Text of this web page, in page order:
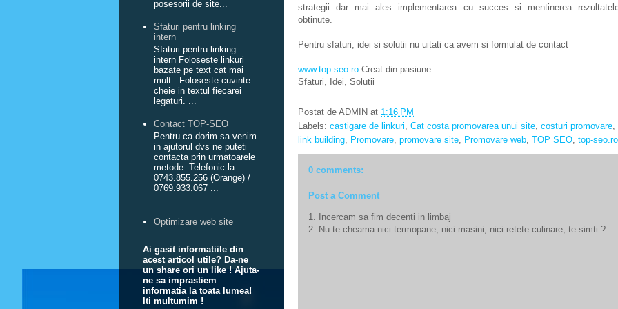
strategii dar mai ales implementarea cu succes si mentinerea
obtinute.
Pentru sfaturi, idei si solutii nu uitati ca avem si formulat de contact
www.top-seo.ro Creat din pasiune
Sfaturi, Idei, Solutii
Postat de ADMIN at 1:16 PM
Labels: castigare de linkuri Cat costa promovarea unui site costuri promovare
link building Promovare promovare site Promovare web TOP SEO top-seo.ro
0 comments:
Post a Comment
1. Incercam sa fim decenti in limbaj
2. Nu te cheama nici termopane, nici masini, nici retete culinare, te simti ?
posesorii de site...
Sfaturi pentru linking
intern
Sfaturi pentru linking
intern Foloseste linkuri
bazate pe text cat mai
mult . Foloseste cuvinte
cheie in textul fiecarei
legaturi. ...
Contact TOP-SEO
Pentru ca dorim sa venim
in ajutorul dvs ne puteti
contacta prin urmatoarele
metode: Telefonic la
0743.855.256 (Orange) /
0769.933.067 ...
Optimizare web site
Ai gasit informatiile din
acest articol utile? Da-ne
un share ori un like ! Ajuta-
ne sa imprastiem
informatia la toata lumea!
Iti multumim !